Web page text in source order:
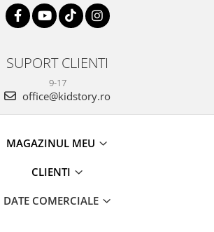
SUPORT CLIENTI
9-17
office@kidstory.ro
MAGAZINUL MEU
CLIENTI
DATE COMERCIALE